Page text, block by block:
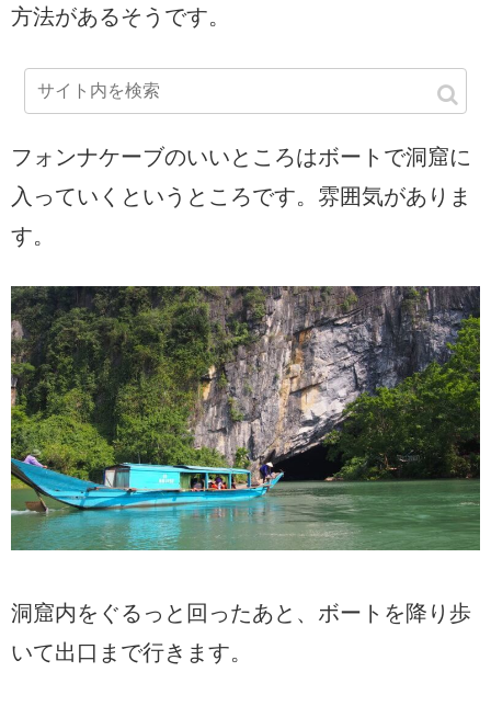
方法があるそうです。
フォンナケーブのいいところはボートで洞窟に
入っていくというところです。雰囲気がありま
す。
洞窟内をぐるっと回ったあと、ボートを降り歩
いて出口まで行きます。